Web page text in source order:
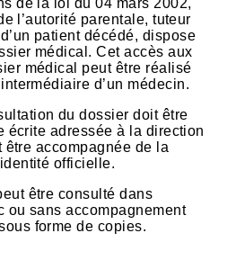
l’autorité parentale, tuteur
patient décédé, dispose
médical. Cet accès aux
médical peut être réalisé
d’un médecin.
du dossier doit être
écrite adressée à la direction
être accompagnée de la
officielle.
être consulté dans
ou sans accompagnement
forme de copies.